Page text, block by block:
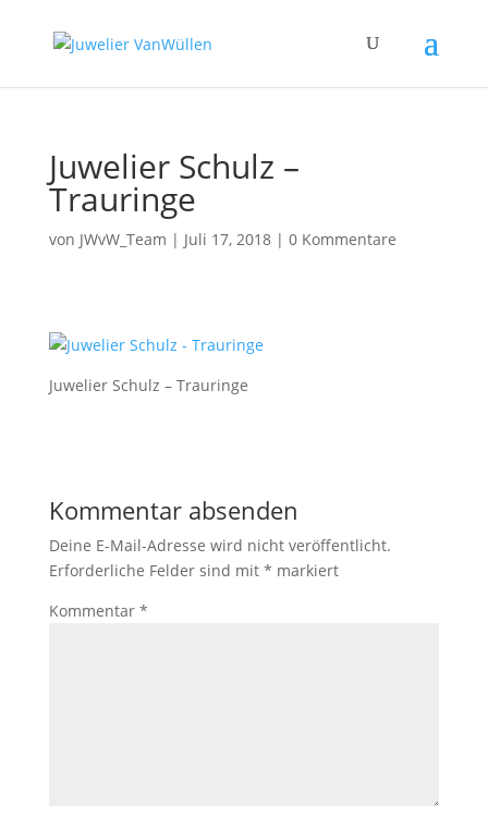
Juwelier Schulz –
Trauringe
von JWvW_Team | Juli 17, 2018| 0 Kommentare
Juwelier Schulz – Trauringe
Kommentar absenden
Deine E-Mail-Adresse wird nicht veröffentlicht.
Erforderliche Felder sind mit * markiert
Kommentar *